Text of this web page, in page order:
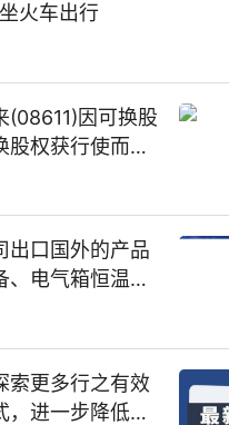
火车出行
(08611)因可换股
股权获行使而发
出口国外的产品
、电气箱恒温装
和特种换热器
索更多行之有效
，进一步降低网